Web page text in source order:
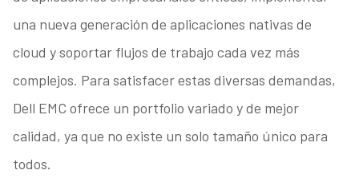
una nueva generación de aplicaciones nativas de
cloud y soportar flujos de trabajo cada vez más
complejos. Para satisfacer estas diversas demandas,
Dell EMC ofrece un portfolio variado y de mejor
calidad, ya que no existe un solo tamaño único para
todos.